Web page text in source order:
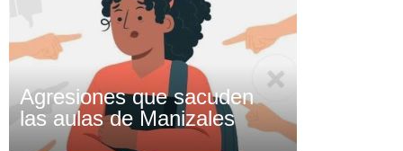
Agresiones que sacuden
las aulas de Manizales